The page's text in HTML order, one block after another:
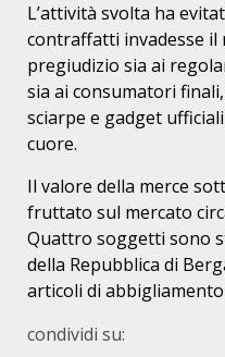
L’attività svolta ha
contraffatti invadesse il
pregiudizio sia ai
sia ai consumatori
sciarpe e gadget
cuore.
Il valore della merce
fruttato sul mercato
Quattro soggetti sono
della Repubblica di
articoli di
condividi su: